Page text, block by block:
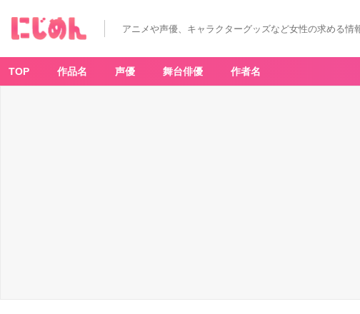
アニメや声優、キャラクターグッズなど女性の求める情
TOP 作品名 声優 舞台俳優 作者名